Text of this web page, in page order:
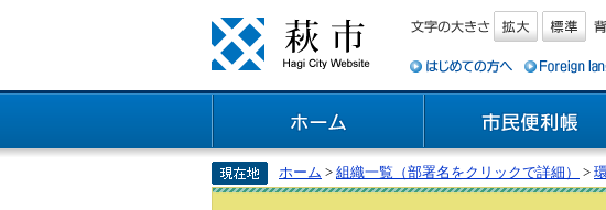
ホーム > 組織一覧（部署名をクリックで詳細） >